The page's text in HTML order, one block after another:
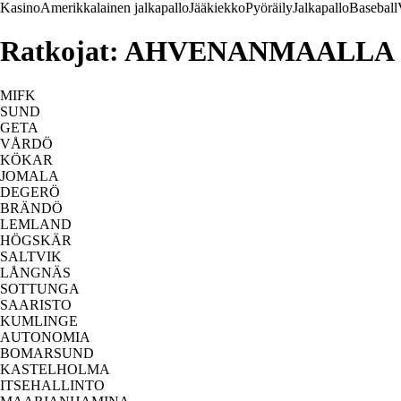
KasinoAmerikkalainen jalkapalloJääkiekkoPyöräilyJalkapalloBaseball
Ratkojat: AHVENANMAALLA
MIFK
SUND
GETA
VÅRDÖ
KÖKAR
JOMALA
DEGERÖ
BRÄNDÖ
LEMLAND
HÖGSKÄR
SALTVIK
LÅNGNÄS
SOTTUNGA
SAARISTO
KUMLINGE
AUTONOMIA
BOMARSUND
KASTELHOLMA
ITSEHALLINTO